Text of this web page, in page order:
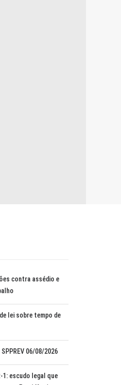
contra assédio e
lei sobre tempo de
06/08/2026
1: escudo legal que